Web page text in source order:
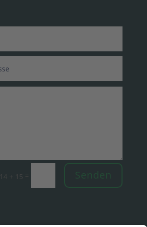
14 + 15 = Senden